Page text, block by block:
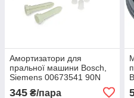
Амортизатори для
пральної машини Bosch,
Siemens 00673541 90N
345 ₴/пара